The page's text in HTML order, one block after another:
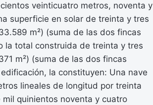
veinticuatro metros, noventa y
superficie en solar de treinta y tres
m²) (suma de las dos fincas
la total construida de treinta y tres
m²) (suma de las dos fincas
la constituyen: Una nave
lineales de longitud por treinta
quinientos noventa y cuatro